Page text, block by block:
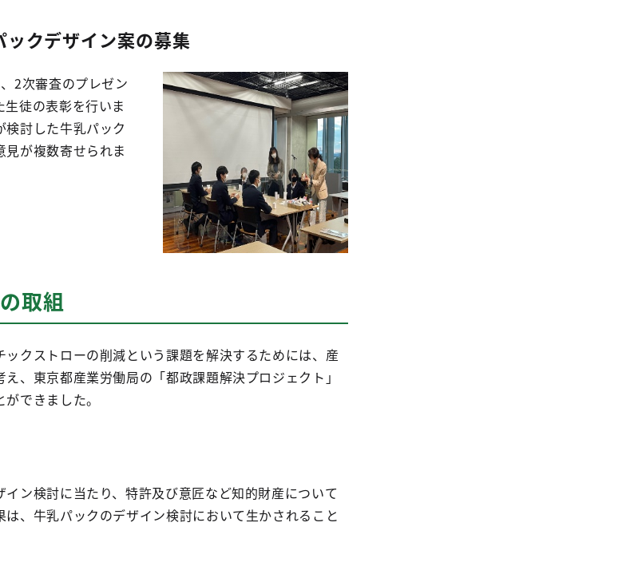
ックデザイン案の募集
2次審査のプレゼン
徒の表彰を行いま
討した牛乳パック
が複数寄せられま
取組
クストローの削減という課題を解決するためには、産
、東京都産業労働局の「都政課題解決プロジェクト」
できました。
ン検討に当たり、特許及び意匠など知的財産について
、牛乳パックのデザイン検討において生かされること